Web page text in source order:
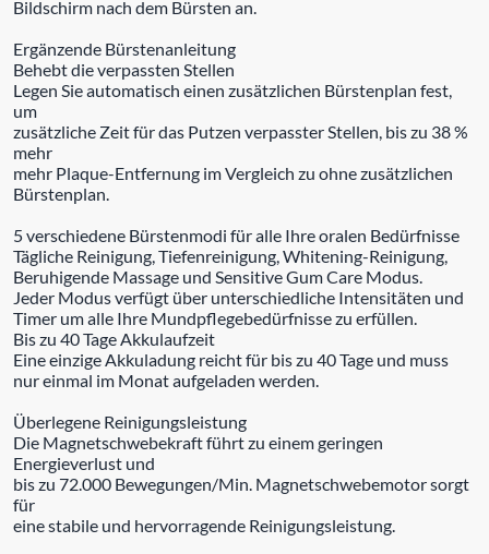
Bildschirm nach dem Bürsten an.
Ergänzende Bürstenanleitung
Behebt die verpassten Stellen
Legen Sie automatisch einen zusätzlichen Bürstenplan fest,
um
zusätzliche Zeit für das Putzen verpasster Stellen, bis zu 38 %
mehr
mehr Plaque-Entfernung im Vergleich zu ohne zusätzlichen
Bürstenplan.
5 verschiedene Bürstenmodi für alle Ihre oralen Bedürfnisse
Tägliche Reinigung, Tiefenreinigung, Whitening-Reinigung,
Beruhigende Massage und Sensitive Gum Care Modus.
Jeder Modus verfügt über unterschiedliche Intensitäten und
Timer um alle Ihre Mundpflegebedürfnisse zu erfüllen.
Bis zu 40 Tage Akkulaufzeit
Eine einzige Akkuladung reicht für bis zu 40 Tage und muss
nur einmal im Monat aufgeladen werden.
Überlegene Reinigungsleistung
Die Magnetschwebekraft führt zu einem geringen
Energieverlust und
bis zu 72.000 Bewegungen/Min. Magnetschwebemotor sorgt
für
eine stabile und hervorragende Reinigungsleistung.